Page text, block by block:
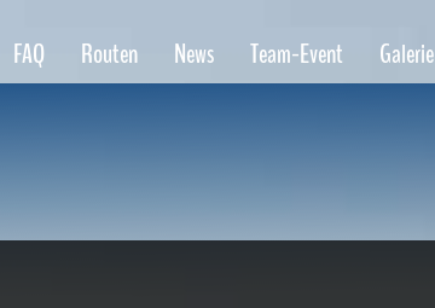
FAQ Routen News Team-Event Galerie